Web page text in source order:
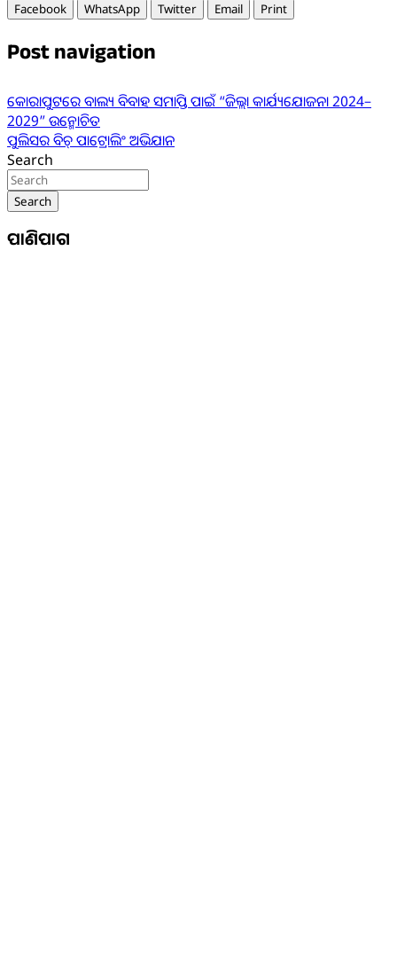
Facebook WhatsApp Twitter Email Print
Post navigation
କୋରାପୁଟରେ ବାଲ୍ୟ ବିବାହ ସମାପ୍ତି ପାଇଁ “ଜିଲ୍ଲା କାର୍ଯ୍ୟଯୋଜନା 2024–
2029” ଉନ୍ମୋଚିତ
ପୁଲିସର ବିଚ୍ ପାଟ୍ରୋଲିଂ ଅଭିଯାନ
Search
Search
ପାଣିପାଗ